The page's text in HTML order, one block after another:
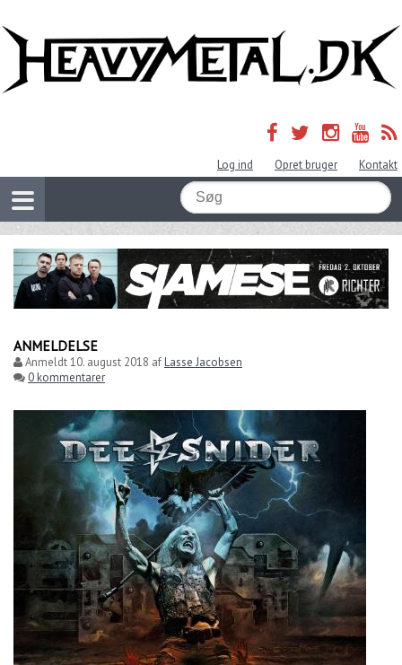
Log ind Opret bruger Kontakt
ANMELDELSE
Anmeldt10. august 2018 afLasse Jacobsen
0 kommentarer